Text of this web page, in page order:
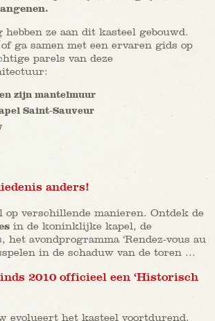
hebben ze aan dit kasteel gebouwd.
ga samen met een ervaren gids op
parels van deze
zijn mantelmuur
Saint-Sauveur
anders!
op verschillende manieren. Ontdek de
in de koninklijke kapel, de
avondprogramma ‘Rendez-vous au
in de schaduw van de toren ...
2010 officieel een ‘Historisch
evolueert het kasteel voortdurend.